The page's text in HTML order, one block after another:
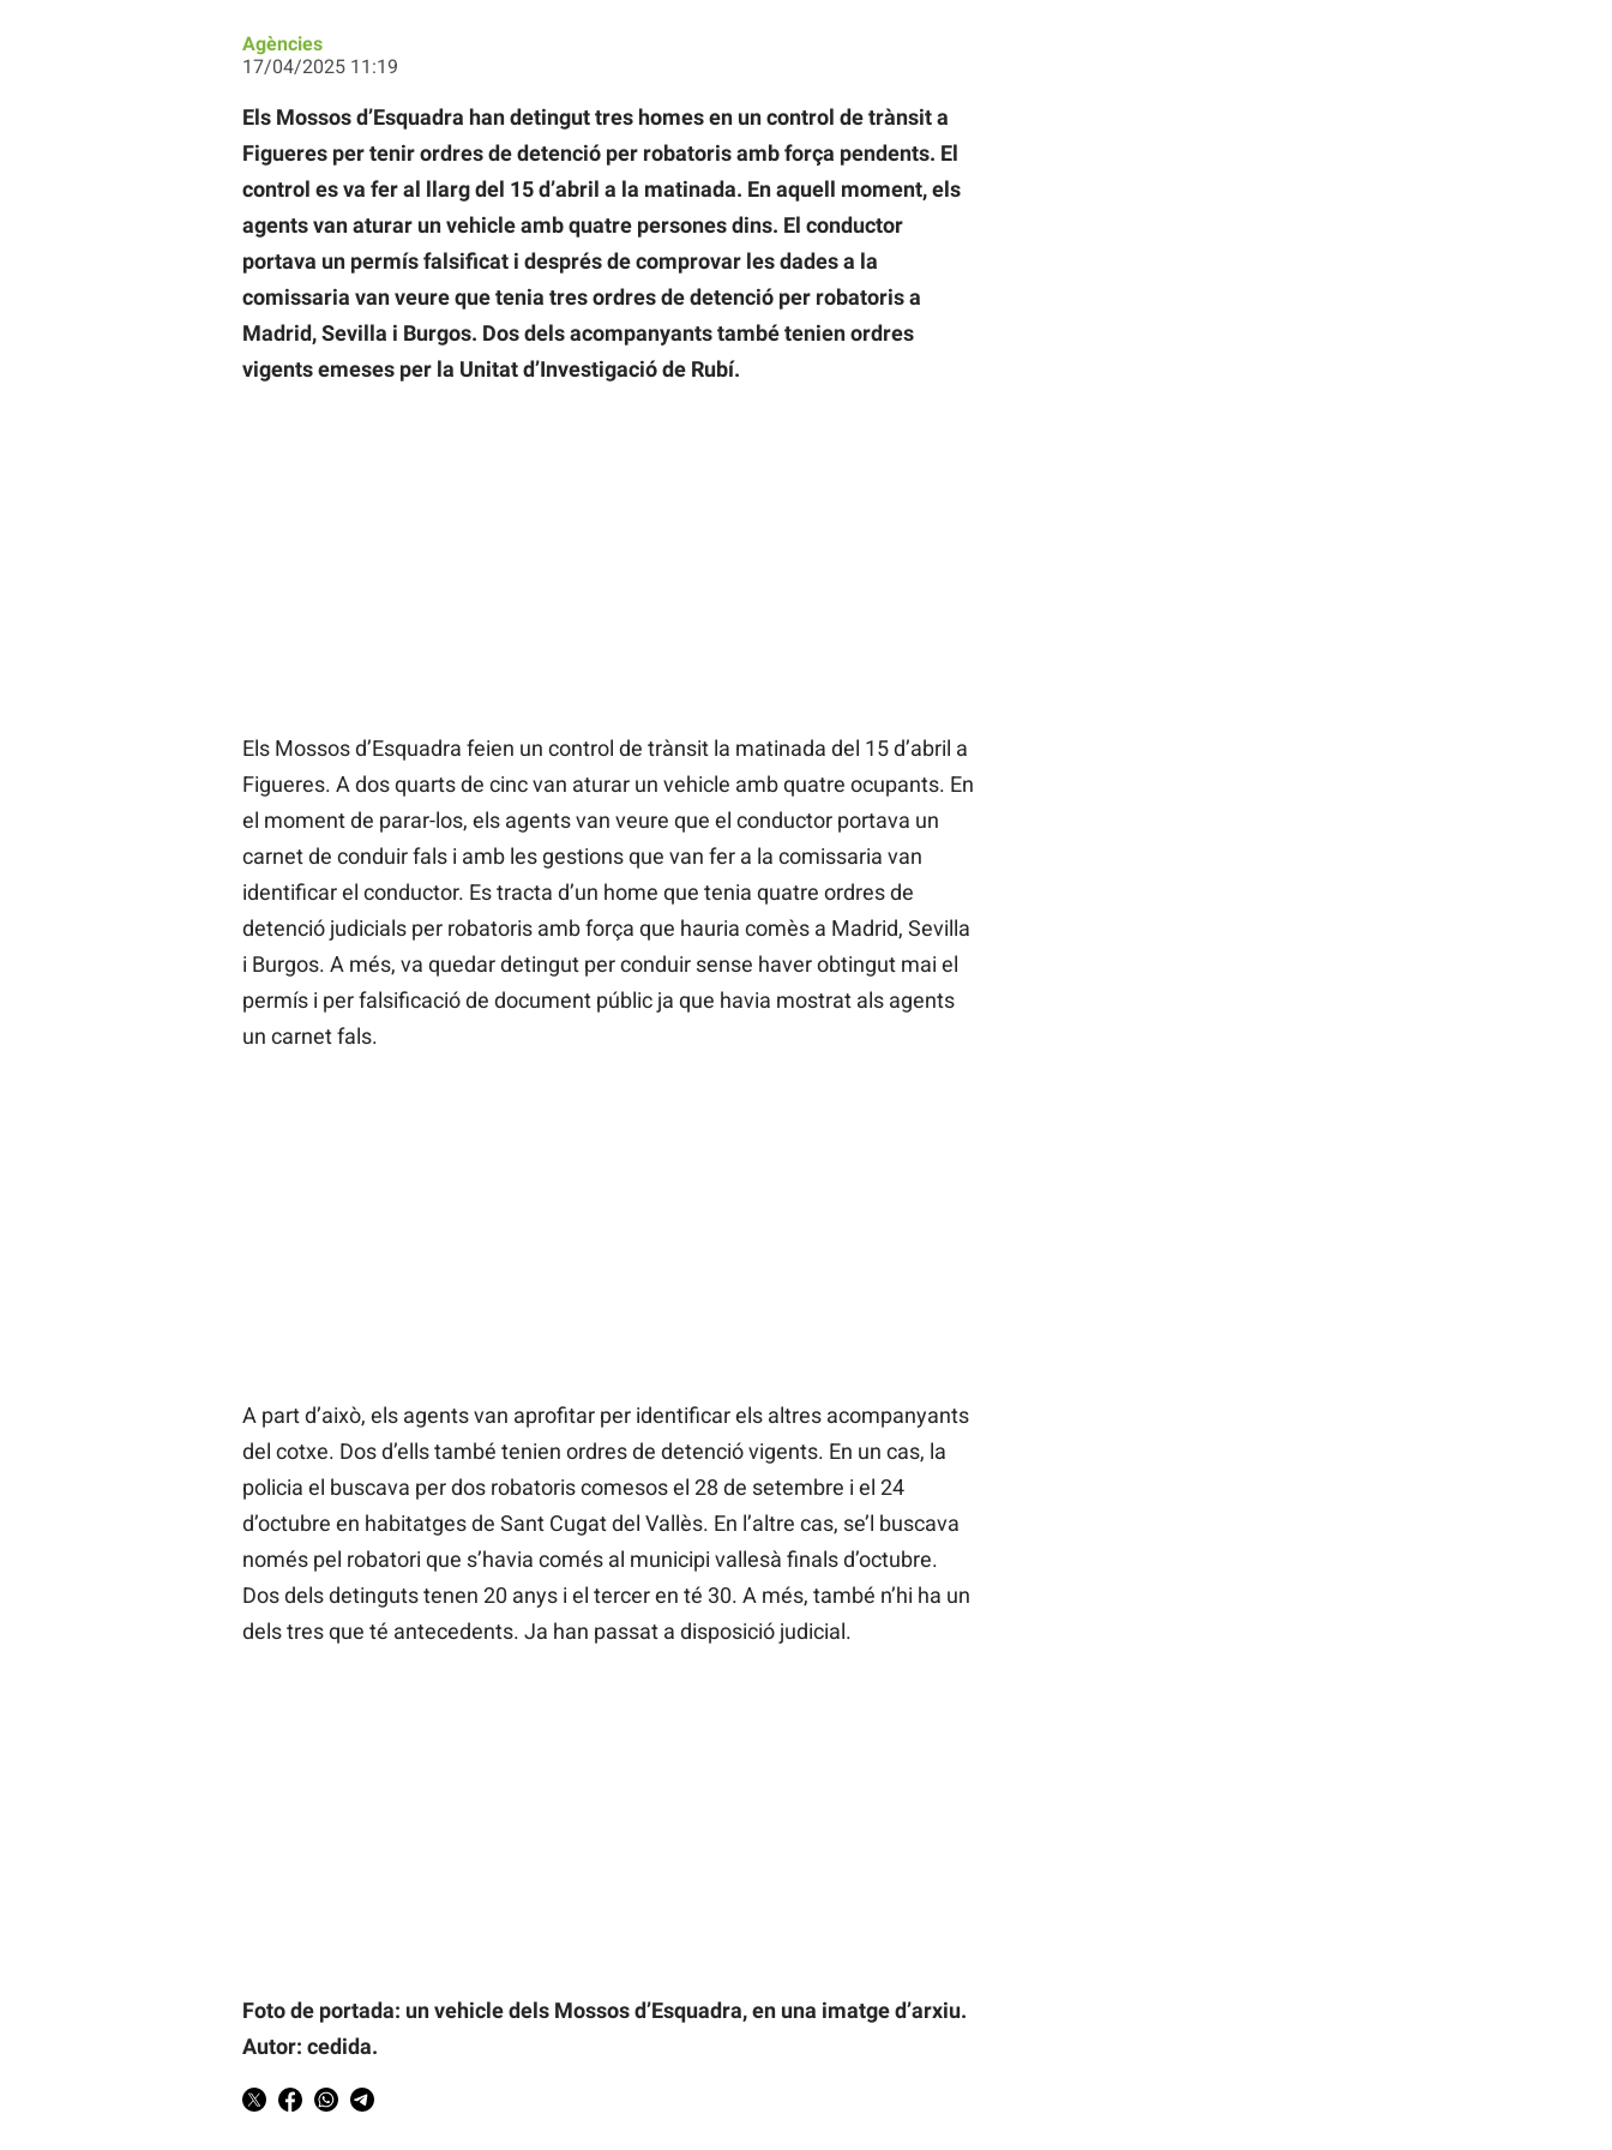
Agències
17/04/2025 11:19
Els Mossos d’Esquadra han detingut tres homes en un control de trànsit a
Figueres per tenir ordres de detenció per robatoris amb força pendents. El
control es va fer al llarg del 15 d’abril a la matinada. En aquell moment, els
agents van aturar un vehicle amb quatre persones dins. El conductor
portava un permís falsificat i després de comprovar les dades a la
comissaria van veure que tenia tres ordres de detenció per robatoris a
Madrid, Sevilla i Burgos. Dos dels acompanyants també tenien ordres
vigents emeses per la Unitat d’Investigació de Rubí.
Els Mossos d’Esquadra feien un control de trànsit la matinada del 15 d’abril a
Figueres. A dos quarts de cinc van aturar un vehicle amb quatre ocupants. En
el moment de parar-los, els agents van veure que el conductor portava un
carnet de conduir fals i amb les gestions que van fer a la comissaria van
identificar el conductor. Es tracta d’un home que tenia quatre ordres de
detenció judicials per robatoris amb força que hauria comès a Madrid, Sevilla
i Burgos. A més, va quedar detingut per conduir sense haver obtingut mai el
permís i per falsificació de document públic ja que havia mostrat als agents
un carnet fals.
A part d’això, els agents van aprofitar per identificar els altres acompanyants
del cotxe. Dos d’ells també tenien ordres de detenció vigents. En un cas, la
policia el buscava per dos robatoris comesos el 28 de setembre i el 24
d’octubre en habitatges de Sant Cugat del Vallès. En l’altre cas, se’l buscava
només pel robatori que s’havia comés al municipi vallesà finals d’octubre.
Dos dels detinguts tenen 20 anys i el tercer en té 30. A més, també n’hi ha un
dels tres que té antecedents. Ja han passat a disposició judicial.
Foto de portada: un vehicle dels Mossos d’Esquadra, en una imatge d’arxiu.
Autor: cedida.